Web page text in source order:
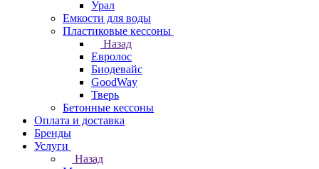
Урал
Емкости для воды
Пластиковые кессоны
Назад
Евролос
Биодевайс
GoodWay
Тверь
Бетонные кессоны
Оплата и доставка
Бренды
Услуги
Назад